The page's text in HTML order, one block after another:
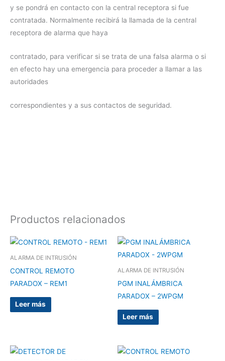
y se pondrá en contacto con la central receptora si fue
contratada. Normalmente recibirá la llamada de la central
receptora de alarma que haya
contratado, para verificar si se trata de una falsa alarma o si
en efecto hay una emergencia para proceder a llamar a las
autoridades
correspondientes y a sus contactos de seguridad.
Productos relacionados
ALARMA DE INTRUSIÓN
CONTROL REMOTO
PARADOX – REM1
Leer más
ALARMA DE INTRUSIÓN
PGM INALÁMBRICA
PARADOX – 2WPGM
Leer más